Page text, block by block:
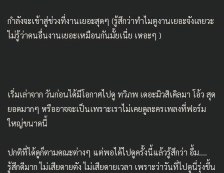
กำลังจะเข้าสู่ช่วงที่งานเยอะสุดๆ (รู้สึกว่าทำไมตูงานเยอะจังเลยวะ
ไม่รู้ว่าคนอื่นงานเยอะเหมือนกันมั้ยเนี่ย เหอะๆ )
เริ่มเล่าจาก วันก่อนได้มีโอกาศไปดู ทวิภพ เดอะมิวสิเคิลมา โอ้ว สุด
ยอดมากๆ หรืออาจจะเป็นเพราะเราไม่เคยดูละครเพลงที่ฟอร์ม
ใหญ่ขนาดนี้
ปกติที่ได้ดูก็ตามคณะต่างๆ แต่พอได้ไปดูครั้งนี้แล้วรู้สึกว่า อื้ม….
รู้สึกดีมาก ไม่เสียดายตัง ไม่เสียดายเวลา เพราะว่าวันที่ไปดูนี่รุ่งขึ้น